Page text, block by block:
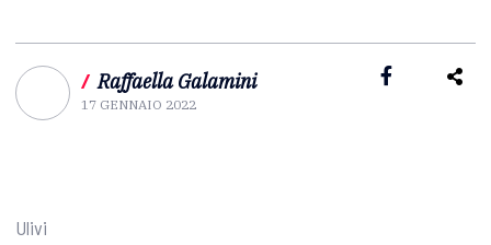
/ Raffaella Galamini
17 GENNAIO 2022
Ulivi